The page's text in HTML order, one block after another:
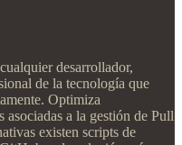
desarrollador,
de la tecnología que
Optimiza
asociadas a la gestión de Pull
existen scripts de